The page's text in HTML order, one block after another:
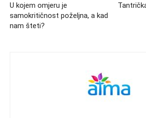
U kojem omjeru je
samokritičnost poželjna, a kad
nam šteti?